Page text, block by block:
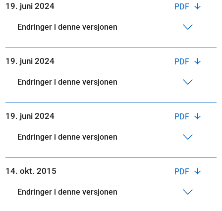
PDF
19. juni 2024
Endringer i denne versjonen
PDF
19. juni 2024
Endringer i denne versjonen
PDF
19. juni 2024
Endringer i denne versjonen
PDF
14. okt. 2015
Endringer i denne versjonen